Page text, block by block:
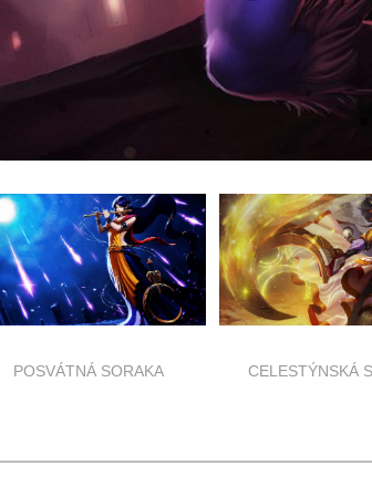
POSVÁTNÁ SORAKA CELESTÝNSKÁ